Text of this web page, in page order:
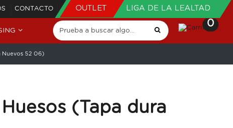
CONTACTO OUTLET LIGA DE LA LEALTAD
0
Nuevos 52 06)
(Tapa dura